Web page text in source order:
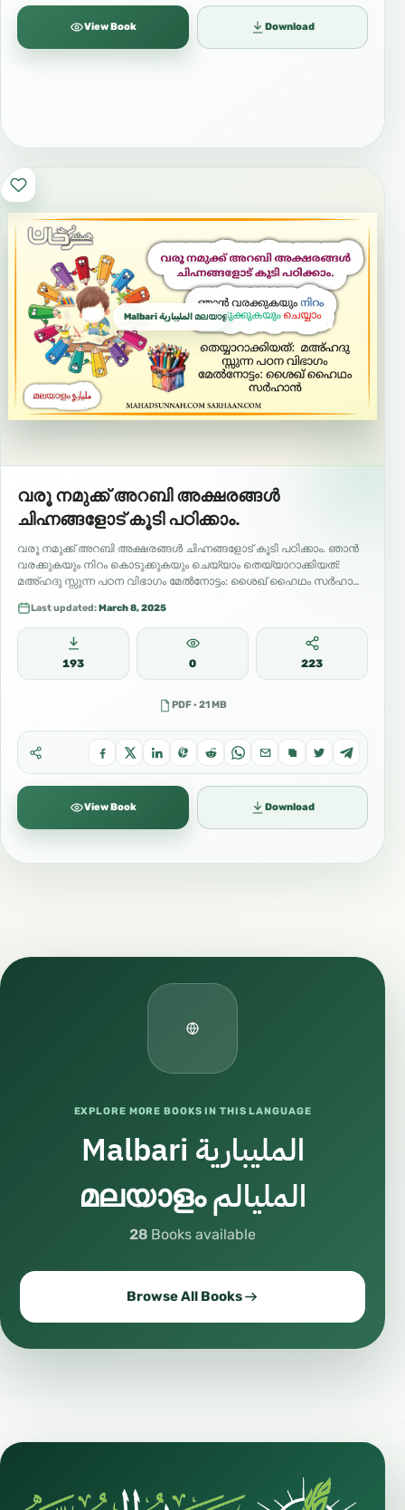
View Book Download
Malbari المليبارية മലയാളം المليالم
വരൂ നമുക്ക് അറബി അക്ഷരങ്ങൾ
ചിഹ്നങ്ങളോട് കൂടി പഠിക്കാം.
വരൂ നമുക്ക് അറബി അക്ഷരങ്ങൾ ചിഹ്നങ്ങളോട് കൂടി പഠിക്കാം. ഞാൻ
വരക്കുകയും നിറം കൊടുക്കുകയും ചെയ്യാം തെയ്യാറാക്കിയത്:
മഅ്ഹദു സ്സുന്ന പഠന വിഭാഗം മേൽനോട്ടം: ശൈഖ് ഹൈഥം സർഹാൻ
Last updated:March 8, 2025
193 0 223
PDF · 21 MB
View Book Download
EXPLORE MORE BOOKS IN THIS LANGUAGE
Malbari المليبارية
മലയാളം المليالم
28 Books available
Browse All Books